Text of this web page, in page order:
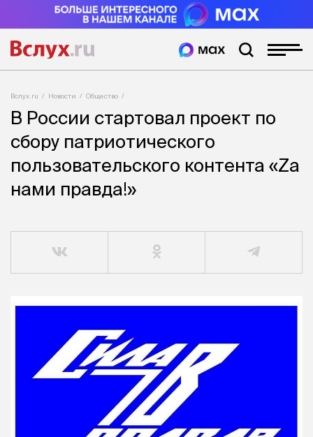
Вслух.ru Новости Общество
В России стартовал проект по
сбору патриотического
пользовательского контента «Zа
нами правда!»